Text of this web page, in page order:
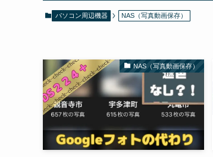
パソコン周辺機器 NAS（写真動画保存）
NAS（写真動画保存）